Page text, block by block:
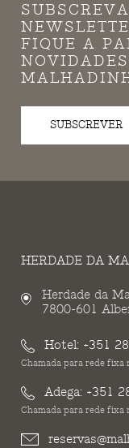
FIQUE A
SUBSCREVER
HERDADE DA
Herdade da
7800-601
Hotel: +351
Chamada para rede fixa
Adega: +351
Chamada para rede fixa